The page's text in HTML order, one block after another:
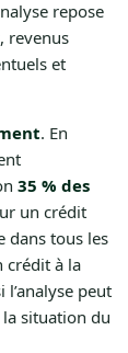
repose
revenus
et
. En
35 % des
un crédit
dans tous les
crédit à la
peut
situation du